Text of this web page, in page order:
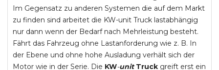
Im Gegensatz zu anderen Systemen die auf dem Markt
zu finden sind arbeitet die KW-unit Truck lastabhängig
nur dann wenn der Bedarf nach Mehrleistung besteht.
Fährt das Fahrzeug ohne Lastanforderung wie z. B. In
der Ebene und ohne hohe Ausladung verhält sich der
Motor wie in der Serie. Die KW-unit Truck greift erst ein